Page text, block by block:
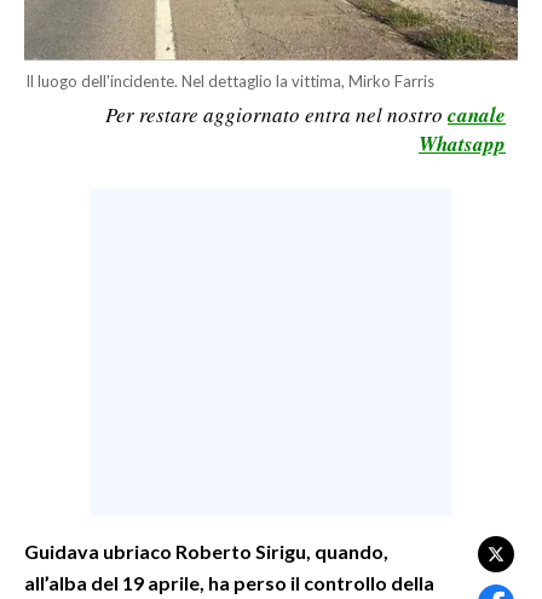
SPORT
RISULTATI E CLASSIFICHE
SALUTE
Il luogo dell'incidente. Nel dettaglio la vittima, Mirko Farris
Per restare aggiornato entra nel nostro canale
Whatsapp
Guidava ubriaco Roberto Sirigu, quando,
all’alba del 19 aprile, ha perso il controllo della